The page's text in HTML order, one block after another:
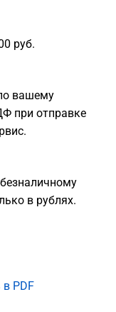
руб.
вашему
при отправке
в рублях.
в PDF